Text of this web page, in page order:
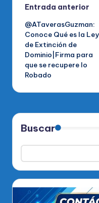
de
entradas
Entrada anterior
@ATaverasGuzman:
Conoce Qué es la Ley
de Extinción de
Dominio|Firma para
que se recupere lo
Robado
Buscar